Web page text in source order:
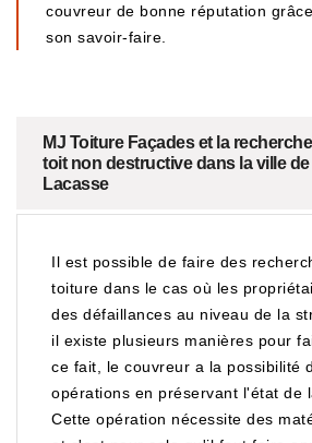
couvreur de bonne réputation
son savoir-faire.
MJ Toiture Façades et la
toit non destructive dans la ville
Lacasse
Il est possible de faire des
toiture dans le cas où les
des défaillances au niveau de la
il existe plusieurs manières pour
ce fait, le couvreur a la possibilité
opérations en préservant l'état de
Cette opération nécessite des